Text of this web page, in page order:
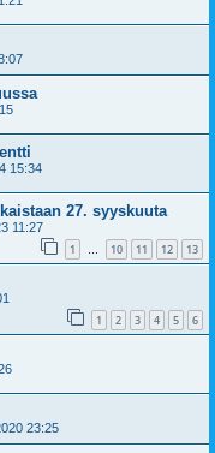
15:34
27. syyskuuta
11:27
1 … 10 11 12 13
1 2 3 4 5 6
23:25